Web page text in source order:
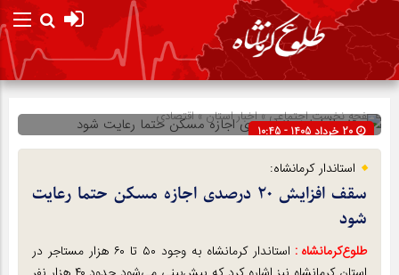
صفحه نخستاجتماعی»اخبار استان»اقتصادی
20 خرداد 1405 - 10:45
شناسه : 302931
استاندار کرمانشاه:
سقف افزایش ۲۰ درصدی اجازه مسکن حتما رعایت
شود
طلوع‌‌کرمانشاه :
استاندار کرمانشاه به وجود ۵۰ تا ۶۰ هزار مستاجر در